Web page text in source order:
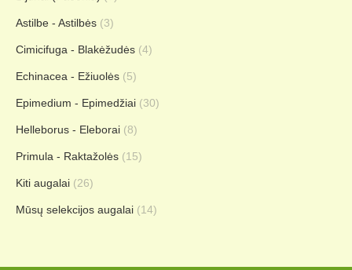
Astilbe - Astilbės (3)
Cimicifuga - Blakėžudės (4)
Echinacea - Ežiuolės (5)
Epimedium - Epimedžiai (30)
Helleborus - Eleborai (8)
Primula - Raktažolės (15)
Kiti augalai (26)
Mūsų selekcijos augalai (14)